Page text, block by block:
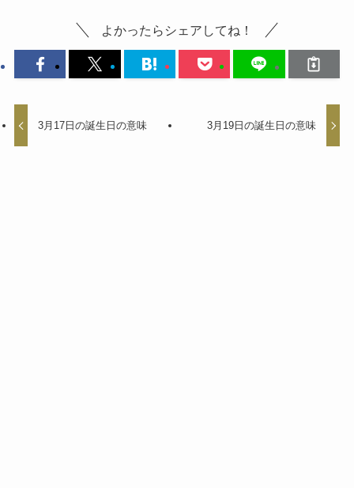
よかったらシェアしてね！
3月17日の誕生日の意味 3月19日の誕生日の意味